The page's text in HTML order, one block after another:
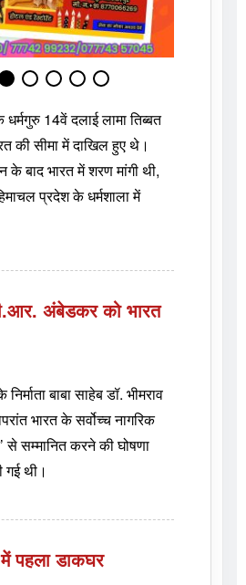
धर्मगुरु 14वें दलाई लामा तिब्बत
की सीमा में दाखिल हुए थे।
के बाद भारत में शरण मांगी थी,
प्रदेश के धर्मशाला में
अंबेडकर को भारत
बाबा साहेब डॉ. भीमराव
भारत के सर्वोच्च नागरिक
से सम्मानित करने की घोषणा
थी।
पहला डाकघर